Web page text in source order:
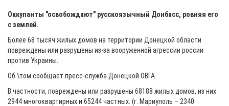
Оккупанты "освобождают" русскоязычный Донбасс, ровняя его
с землей.
Более 68 тысяч жилых домов на территории Донецкой области
повреждены или разрушены из-за вооруженной агрессии россии
против Украины.
Об \том сообщает пресс-служба Донецкой ОВГА.
В частности, повреждены или разрушены 68188 жилых домов, из них
2944 многоквартирных и 65244 частных. (г. Мариуполь – 2340